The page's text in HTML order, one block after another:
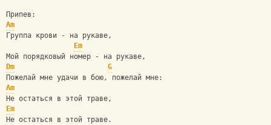
Припев:
Am
Группа крови - на рукаве,
Em
Мой порядковый номер - на рукаве,
Dm
G
Пожелай мне удачи в бою, пожелай мне:
Am
Не остаться в этой траве,
Em
Не остаться в этой траве.